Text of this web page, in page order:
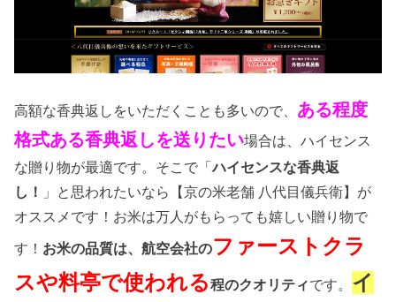
高額な香典返しをいただくことも多いので、 ある程度
格式ある香典返しを送りたい場合は、ハイセンス
な贈り物が最適です。そこで「ハイセンスな香典返
し！
」と思われたいなら【京の米老舗 八代目儀兵衛】が
オススメです！お米は万人がもらっても嬉しい贈り物で
す！ お米の品質は、航空会社のファーストクラ
スや料亭で使われる程のクオリティです。 イ